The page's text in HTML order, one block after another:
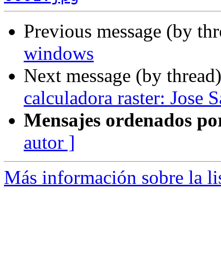
Previous message (by
windows
Next message (by
calculadora raster: Jose
Mensajes ordenados
autor ]
Más información sobre la